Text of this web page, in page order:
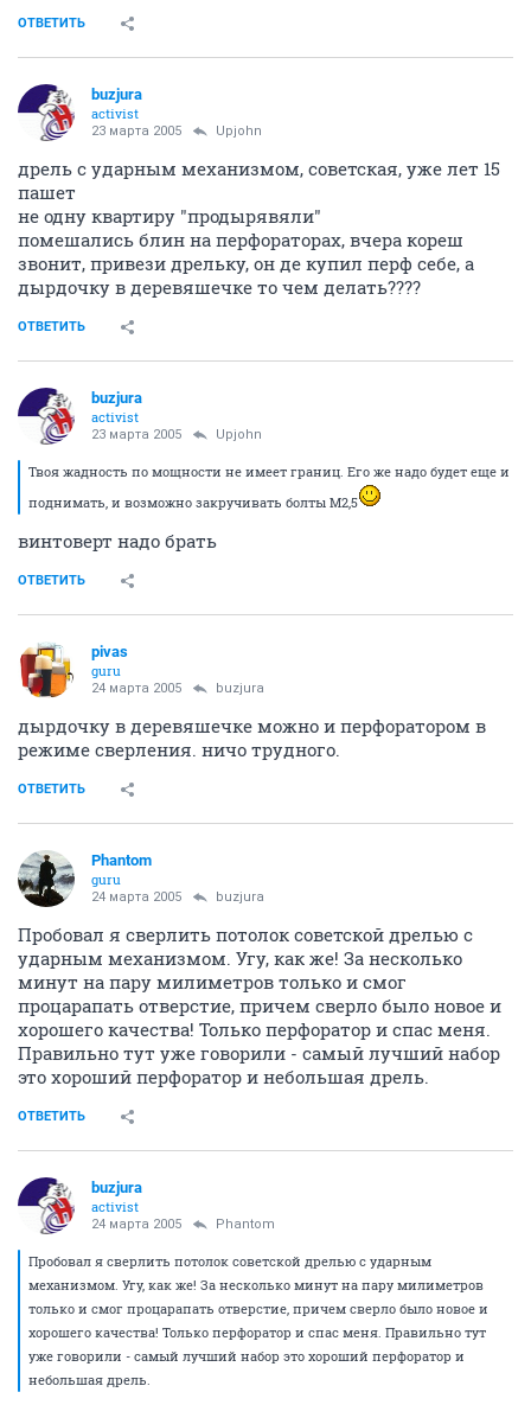
ОТВЕТИТЬ
buzjura
activist
23 марта 2005 Upjohn
дрель с ударным механизмом, советская, уже лет 15
пашет
не одну квартиру "продырявяли"
помешались блин на перфораторах, вчера кореш
звонит, привези дрельку, он де купил перф себе, а
дырдочку в деревяшечке то чем делать????
ОТВЕТИТЬ
buzjura
activist
23 марта 2005 Upjohn
Твоя жадность по мощности не имеет границ. Его же надо будет еще и
поднимать, и возможно закручивать болты М2,5
винтоверт надо брать
ОТВЕТИТЬ
pivas
guru
24 марта 2005 buzjura
дырдочку в деревяшечке можно и перфоратором в
режиме сверления. ничо трудного.
ОТВЕТИТЬ
Phantom
guru
24 марта 2005 buzjura
Пробовал я сверлить потолок советской дрелью с
ударным механизмом. Угу, как же! За несколько
минут на пару милиметров только и смог
процарапать отверстие, причем сверло было новое и
хорошего качества! Только перфоратор и спас меня.
Правильно тут уже говорили - самый лучший набор
это хороший перфоратор и небольшая дрель.
ОТВЕТИТЬ
buzjura
activist
24 марта 2005 Phantom
Пробовал я сверлить потолок советской дрелью с ударным
механизмом. Угу, как же! За несколько минут на пару милиметров
только и смог процарапать отверстие, причем сверло было новое и
хорошего качества! Только перфоратор и спас меня. Правильно тут
уже говорили - самый лучший набор это хороший перфоратор и
небольшая дрель.